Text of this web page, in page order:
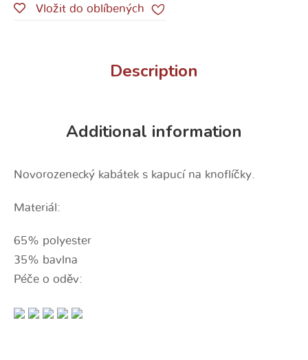
Vložit do oblíbených
Description
Additional information
Novorozenecký kabátek s kapucí na knoflíčky.
Materiál:
65% polyester
35% bavlna
Péče o oděv: